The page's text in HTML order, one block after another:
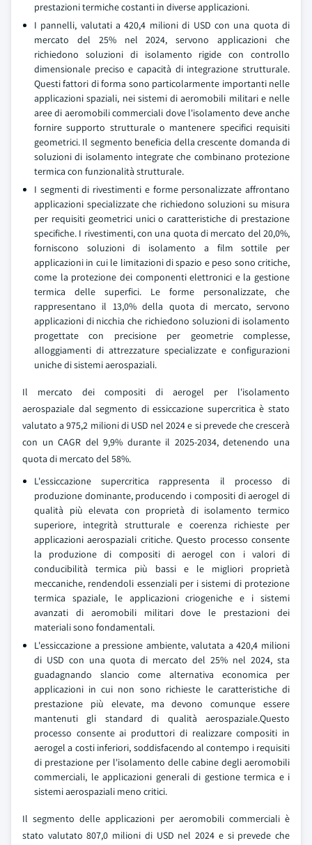
prestazioni termiche costanti in diverse applicazioni.
I pannelli, valutati a 420,4 milioni di USD con una quota di
mercato del 25% nel 2024, servono applicazioni che
richiedono soluzioni di isolamento rigide con controllo
dimensionale preciso e capacità di integrazione strutturale.
Questi fattori di forma sono particolarmente importanti nelle
applicazioni spaziali, nei sistemi di aeromobili militari e nelle
aree di aeromobili commerciali dove l'isolamento deve anche
fornire supporto strutturale o mantenere specifici requisiti
geometrici. Il segmento beneficia della crescente domanda di
soluzioni di isolamento integrate che combinano protezione
termica con funzionalità strutturale.
I segmenti di rivestimenti e forme personalizzate affrontano
applicazioni specializzate che richiedono soluzioni su misura
per requisiti geometrici unici o caratteristiche di prestazione
specifiche. I rivestimenti, con una quota di mercato del 20,0%,
forniscono soluzioni di isolamento a film sottile per
applicazioni in cui le limitazioni di spazio e peso sono critiche,
come la protezione dei componenti elettronici e la gestione
termica delle superfici. Le forme personalizzate, che
rappresentano il 13,0% della quota di mercato, servono
applicazioni di nicchia che richiedono soluzioni di isolamento
progettate con precisione per geometrie complesse,
alloggiamenti di attrezzature specializzate e configurazioni
uniche di sistemi aerospaziali.
Il mercato dei compositi di aerogel per l'isolamento
aerospaziale dal segmento di essiccazione supercritica è stato
valutato a 975,2 milioni di USD nel 2024 e si prevede che crescerà
con un CAGR del 9,9% durante il 2025-2034, detenendo una
quota di mercato del 58%.
L'essiccazione supercritica rappresenta il processo di
produzione dominante, producendo i compositi di aerogel di
qualità più elevata con proprietà di isolamento termico
superiore, integrità strutturale e coerenza richieste per
applicazioni aerospaziali critiche. Questo processo consente
la produzione di compositi di aerogel con i valori di
conducibilità termica più bassi e le migliori proprietà
meccaniche, rendendoli essenziali per i sistemi di protezione
termica spaziale, le applicazioni criogeniche e i sistemi
avanzati di aeromobili militari dove le prestazioni dei
materiali sono fondamentali.
L'essiccazione a pressione ambiente, valutata a 420,4 milioni
di USD con una quota di mercato del 25% nel 2024, sta
guadagnando slancio come alternativa economica per
applicazioni in cui non sono richieste le caratteristiche di
prestazione più elevate, ma devono comunque essere
mantenuti gli standard di qualità aerospaziale.Questo
processo consente ai produttori di realizzare compositi in
aerogel a costi inferiori, soddisfacendo al contempo i requisiti
di prestazione per l'isolamento delle cabine degli aeromobili
commerciali, le applicazioni generali di gestione termica e i
sistemi aerospaziali meno critici.
Il segmento delle applicazioni per aeromobili commerciali è
stato valutato 807,0 milioni di USD nel 2024 e si prevede che